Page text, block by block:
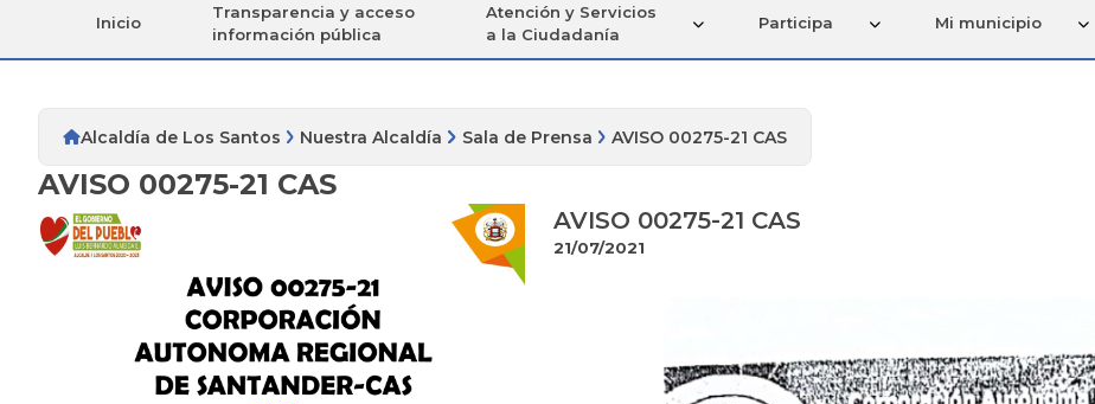
Inicio
Transparencia y acceso
información pública
Atención y Servicios
a la Ciudadanía
Participa Mi municipio
Alcaldía de Los Santos Nuestra Alcaldía Sala de Prensa AVISO 00275-21 CAS
AVISO 00275-21 CAS
AVISO 00275-21 CAS
21/07/2021